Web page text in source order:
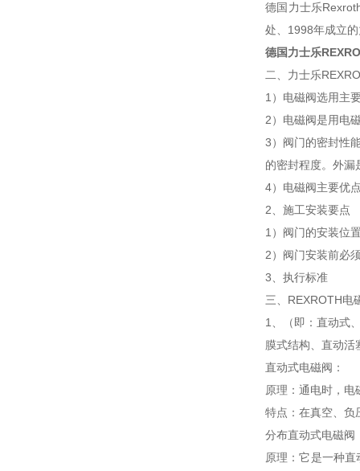
德国力士乐
处、1998年成立
德国力士乐
二、力士乐
1）电磁阀选用主
2）电磁阀是用电
3）阀门的密封性
的密封程度。外漏
4）电磁阀主要优
2、施工安装要点
1）阀门的安装位
2）阀门安装前必
3、执行标准
三、REXROTH电
1、（即：直动式
膜式结构、直动活
直动式电磁阀：
原理：通电时，
特点：在真空、负
分布直动式电磁阀
原理：它是一种